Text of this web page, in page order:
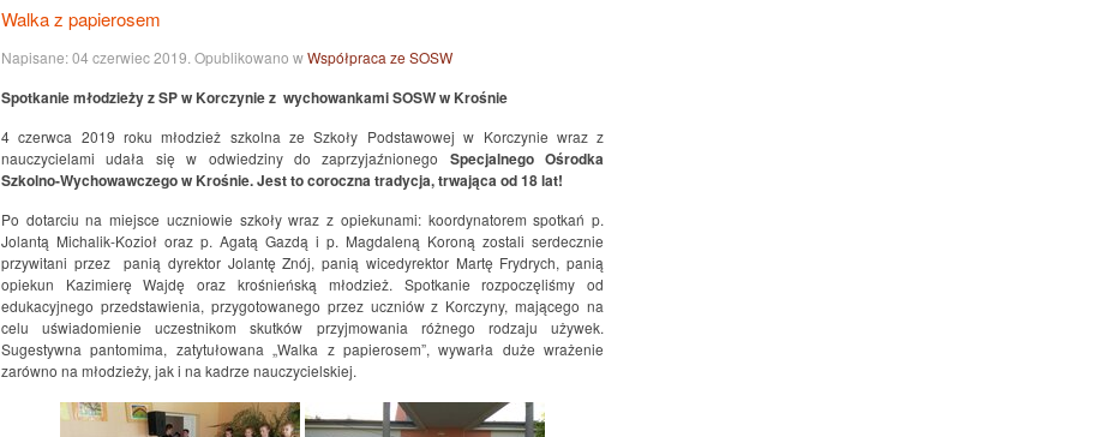
Walka z papierosem
Napisane:04 czerwiec 2019 . Opublikowano wWspółpraca ze SOSW
Spotkanie młodzieży z SP w Korczynie z wychowankami SOSW w Krośnie
4 czerwca 2019 roku młodzież szkolna ze Szkoły Podstawowej w Korczynie wraz z
nauczycielami udała się w odwiedziny do zaprzyjaźnionego Specjalnego Ośrodka
Szkolno-Wychowawczego w Krośnie. Jest to coroczna tradycja, trwająca od 18 lat!
Po dotarciu na miejsce uczniowie szkoły wraz z opiekunami: koordynatorem spotkań p.
Jolantą Michalik-Kozioł oraz p. Agatą Gazdą i p. Magdaleną Koroną zostali serdecznie
przywitani przez panią dyrektor Jolantę Znój, panią wicedyrektor Martę Frydrych, panią
opiekun Kazimierę Wajdę oraz krośnieńską młodzież. Spotkanie rozpoczęliśmy od
edukacyjnego przedstawienia, przygotowanego przez uczniów z Korczyny, mającego na
celu uświadomienie uczestnikom skutków przyjmowania różnego rodzaju używek.
Sugestywna pantomima, zatytułowana „Walka z papierosem”, wywarła duże wrażenie
zarówno na młodzieży, jak i na kadrze nauczycielskiej.